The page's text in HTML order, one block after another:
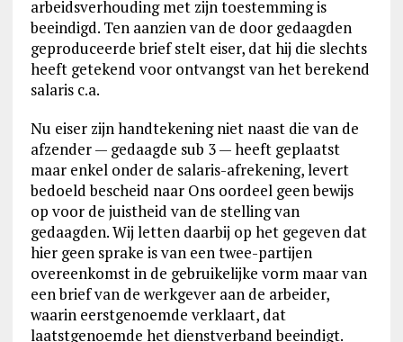
arbeidsverhouding met zijn toestemming is
beeindigd. Ten aanzien van de door gedaagden
geproduceerde brief stelt eiser, dat hij die slechts
heeft getekend voor ontvangst van het berekend
salaris c.a.
Nu eiser zijn handtekening niet naast die van de
afzender — gedaagde sub 3 — heeft geplaatst
maar enkel onder de salaris-afrekening, levert
bedoeld bescheid naar Ons oordeel geen bewijs
op voor de juistheid van de stelling van
gedaagden. Wij letten daarbij op het gegeven dat
hier geen sprake is van een twee-partijen
overeenkomst in de gebruikelijke vorm maar van
een brief van de werkgever aan de arbeider,
waarin eerstgenoemde verklaart, dat
laatstgenoemde het dienstverband beeindigt.